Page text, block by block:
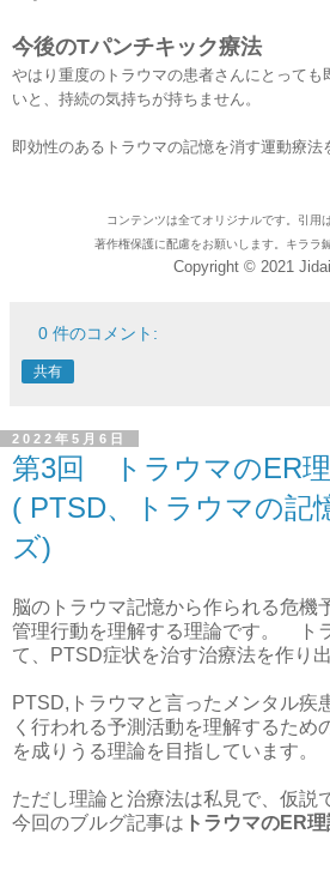
今後のTパンチキック療法
やはり重度のトラウマの患者さんにとっても
いと、持続の気持ちが持ちません。
即効性のあるトラウマの記憶を消す運動療法
コンテンツは全てオリジナルです。引用
著作権保護に配慮をお願いします。キラ
Copyright © 2021
0 件のコメント:
共有
2022年5月6日
第3回 トラウマのER
( PTSD、トラウマの記
ズ)
脳のトラウマ記憶から作られる危機
管理行動を理解する理論です。 ト
て、PTSD症状を治す治療法を作り
PTSD,トラウマと言ったメンタル疾
く行われる予測活動を理解するため
を成りうる理論を目指しています。
ただし理論と治療法は私見で、仮説
今回のブルグ記事は トラウマのER